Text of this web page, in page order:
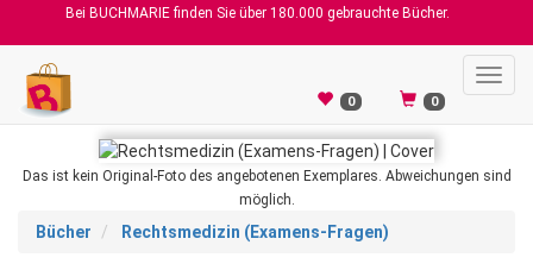
Bei BUCHMARIE finden Sie über 180.000 gebrauchte Bücher.
0 0
Das ist kein Original-Foto des angebotenen Exemplares. Abweichungen sind
möglich.
Bücher Rechtsmedizin (Examens-Fragen)